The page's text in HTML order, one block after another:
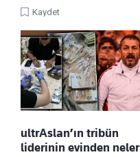
Kaydet
ultrAslan’ın tribün
liderinin evinden neler